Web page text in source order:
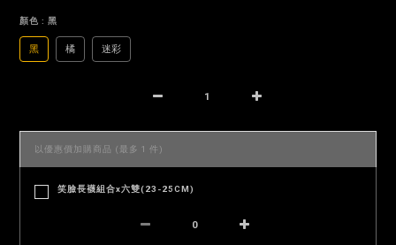
顏色 : 黑
黑 橘 迷彩
以優惠價加購商品 (最多 1 件)
笑臉長襪組合x六雙(23-25CM)